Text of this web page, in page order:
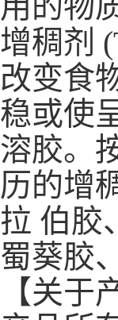
增稠剂
改变食
稳或使
溶胶。
历的增
拉 伯胶
蜀葵胶
【关于